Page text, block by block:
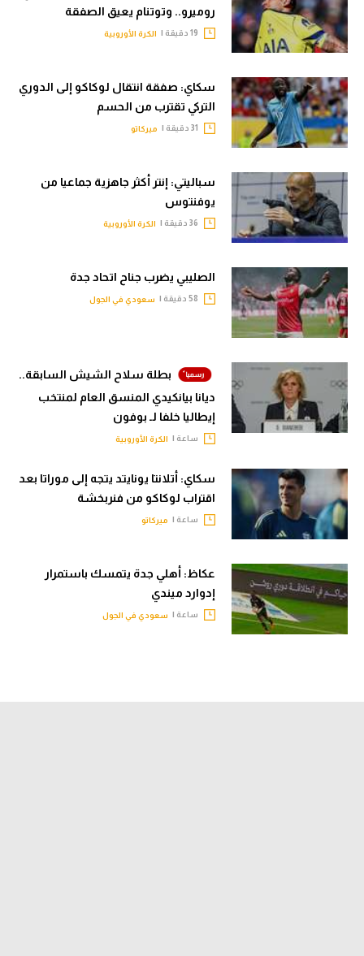
روميرو.. وتوتنام يعيق الصفقة
الكرة الأوروبية
سكاي: صفقة انتقال لوكاكو إلى الدوري
التركي تقترب من الحسم
ميركاتو
سباليتي: إنتر أكثر جاهزية جماعيا من
يوفنتوس
الكرة الأوروبية
الصليبي يضرب جناح اتحاد جدة
سعودي في الجول
بطلة سلاح الشيش السابقة..
ديانا بيانكيدي المنسق العام لمنتخب
إيطاليا خلفا لـ بوفون
ساعة | الكرة الأوروبية
سكاي: أتلانتا يونايتد يتجه إلى موراتا بعد
اقتراب لوكاكو من فنربخشة
ساعة | ميركاتو
عكاظ: أهلي جدة يتمسك باستمرار
إدوارد ميندي
ساعة | سعودي في الجول